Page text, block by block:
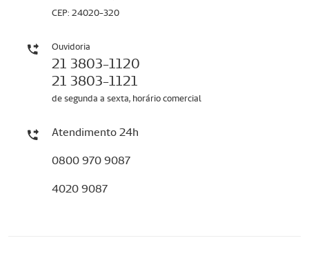
CEP: 24020-320
Ouvidoria
21 3803-1120
21 3803-1121
de segunda a sexta, horário comercial
Atendimento 24h
0800 970 9087
4020 9087